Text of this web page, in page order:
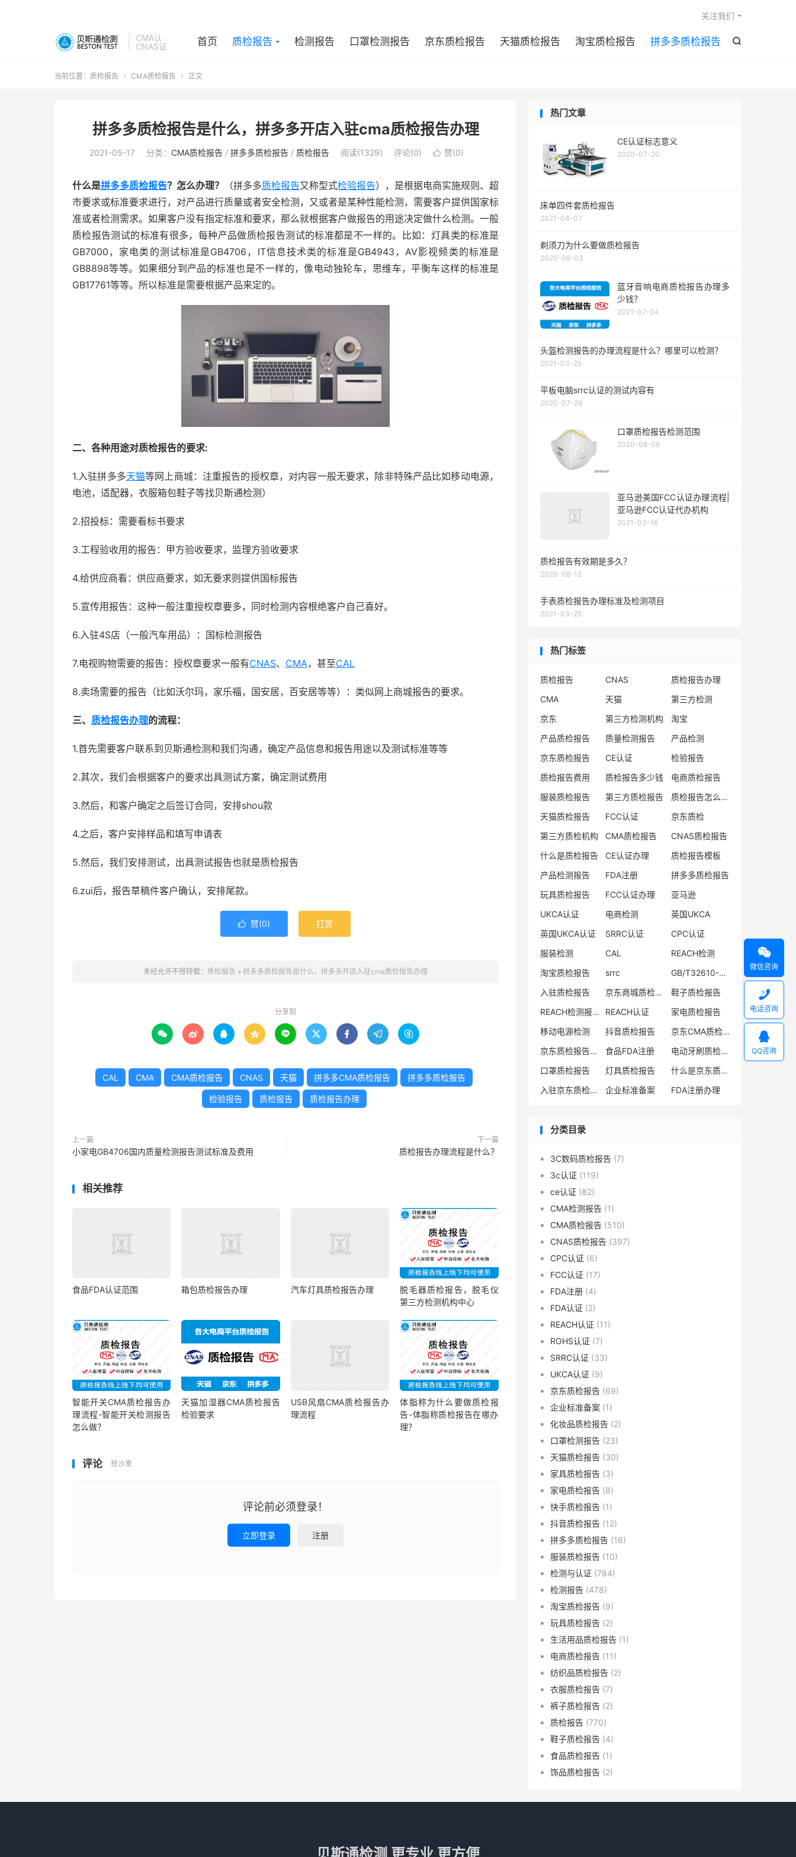
CMA认
CNAS证

首页 质检报告 检测报告 口罩检测报告 京东质检报告 天猫质检报告 淘宝质检报告 拼多多质检报告
关注我们
当前位置： 质检报告  CMA质检报告  正文
拼多多质检报告是什么，拼多多开店入驻cma质检报告办理
2021-05-17 分类： CMA质检报告 / 拼多多质检报告 / 质检报告 阅读(1329) 评论(0)  赞(0)
什么是拼多多质检报告？怎么办理？ （拼多多质检报告又称型式检验报告），是根据电商实施规则、超
市要求或标准要求进行，对产品进行质量或者安全检测，又或者是某种性能检测，需要客户提供国家标
准或者检测需求。如果客户没有指定标准和要求，那么就根据客户做报告的用途决定做什么检测。一般
质检报告测试的标准有很多，每种产品做质检报告测试的标准都是不一样的。比如：灯具类的标准是
GB7000，家电类的测试标准是GB4706，IT信息技术类的标准是GB4943，AV影视频类的标准是
GB8898等等。如果细分到产品的标准也是不一样的，像电动独轮车，思维车，平衡车这样的标准是
GB17761等等。所以标准是需要根据产品来定的。
二、各种用途对质检报告的要求:
1.入驻拼多多天猫等网上商城：注重报告的授权章，对内容一般无要求，除非特殊产品比如移动电源，
电池，适配器，衣服箱包鞋子等找贝斯通检测）
2.招投标：需要看标书要求
3.工程验收用的报告：甲方验收要求，监理方验收要求
4.给供应商看：供应商要求，如无要求则提供国标报告
5.宣传用报告：这种一般注重授权章要多，同时检测内容根绝客户自己喜好。
6.入驻4S店（一般汽车用品）：国标检测报告
7.电视购物需要的报告：授权章要求一般有CNAS、 CMA，甚至CAL
8.卖场需要的报告（比如沃尔玛，家乐福，国安居，百安居等等）：类似网上商城报告的要求。
三、 质检报告办理的流程：
1.首先需要客户联系到贝斯通检测和我们沟通，确定产品信息和报告用途以及测试标准等等
2.其次，我们会根据客户的要求出具测试方案，确定测试费用
3.然后，和客户确定之后签订合同，安排shou款
4.之后，客户安排样品和填写申请表
5.然后，我们安排测试，出具测试报告也就是质检报告
6.zui后，报告草稿件客户确认，安排尾款。
 赞(0) 打赏
未经允许不得转载： 质检报告 » 拼多多质检报告是什么，拼多多开店入驻cma质检报告办理
分享到
        
CAL CMA CMA质检报告 CNAS 天猫 拼多多CMA质检报告 拼多多质检报告
检验报告 质检报告 质检报告办理
上一篇
小家电GB4706国内质量检测报告测试标准及费用
下一篇
质检报告办理流程是什么？
相关推荐
食品FDA认证范围 箱包质检报告办理 汽车灯具质检报告办理
脱毛器质检报告，脱毛仪
第三方检测机构中心
智能开关CMA质检报告办
理流程-智能开关检测报告
怎么做？
天猫加湿器CMA质检报告
检验要求
USB风扇CMA质检报告办
理流程
体脂称为什么要做质检报
告-体脂称质检报告在哪办
理？
评论 抢沙发
评论前必须登录！
立即登录 注册
热门文章
CE认证标志意义
2020-07-20
床单四件套质检报告
2021-04-07
剃须刀为什么要做质检报告
2020-08-03
蓝牙音响电商质检报告办理多
少钱？
2021-07-24
头盔检测报告的办理流程是什么？哪里可以检测？
2021-03-25
平板电脑srrc认证的测试内容有
2020-07-29
口罩质检报告检测范围
2020-08-06
亚马逊美国FCC认证办理流程|
亚马逊FCC认证代办机构
2021-03-16
质检报告有效期是多久？
2020-08-12
手表质检报告办理标准及检测项目
2021-03-25
热门标签
质检报告 CNAS
质检报告办理
CMA
天猫
第三方检测
京东
第三方检测机构
淘宝
产品质检报告
质量检测报告
产品检测
京东质检报告
CE认证
检验报告
质检报告费用
质检报告多少钱
电商质检报告
服装质检报告
第三方质检报告
质检报告怎么办理
天猫质检报告
FCC认证
京东质检
第三方质检机构
CMA质检报告
CNAS质检报告
什么是质检报告
CE认证办理
质检报告模板
产品检测报告
FDA注册
拼多多质检报告
玩具质检报告
FCC认证办理
亚马逊
UKCA认证
电商检测
英国UKCA
英国UKCA认证
SRRC认证
CPC认证
服装检测
CAL
REACH检测
淘宝质检报告
srrc
GB/T32610-2016
入驻质检报告
京东商城质检报告
鞋子质检报告
REACH检测报告
REACH认证
家电质检报告
移动电源检测
抖音质检报告
京东CMA质检报告
京东质检报告办理
食品FDA注册
电动牙刷质检报告
口罩质检报告
灯具质检报告
什么是京东质检报告
入驻京东质检报告
企业标准备案 FDA注册办理
分类目录
3C数码质检报告 (7)
3c认证 (119)
ce认证 (82)
CMA检测报告 (1)
CMA质检报告 (510)
CNAS质检报告 (397)
CPC认证 (6)
FCC认证 (17)
FDA注册 (4)
FDA认证 (2)
REACH认证 (11)
ROHS认证 (7)
SRRC认证 (33)
UKCA认证 (9)
京东质检报告 (69)
企业标准备案 (1)
化妆品质检报告 (2)
口罩检测报告 (23)
天猫质检报告 (30)
家具质检报告 (3)
家电质检报告 (8)
快手质检报告 (1)
抖音质检报告 (12)
拼多多质检报告 (16)
服装质检报告 (10)
检测与认证 (784)
检测报告 (478)
淘宝质检报告 (9)
玩具质检报告 (2)
生活用品质检报告 (1)
电商质检报告 (11)
纺织品质检报告 (2)
衣服质检报告 (7)
裤子质检报告 (2)
质检报告 (770)
鞋子质检报告 (4)
食品质检报告 (1)
饰品质检报告 (2)

微信咨询

电话咨询

QQ咨询